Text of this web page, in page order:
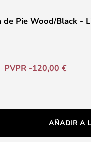
de Pie Wood/Black -
PVPR -120,00 €
AÑADIR A